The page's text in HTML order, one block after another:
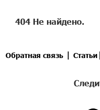
404 Не найдено.
Обратная связь| Статьи